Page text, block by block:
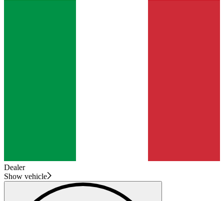
Dealer
Show vehicle